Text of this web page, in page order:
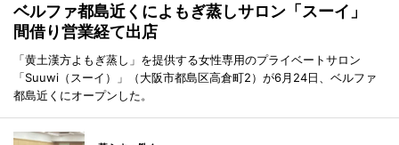
ベルファ都島近くによもぎ蒸しサロン「スーイ」
間借り営業経て出店
「黄土漢方よもぎ蒸し」を提供する女性専用のプライベートサロン
「Suuwi（スーイ）」（大阪市都島区高倉町2）が6月24日、ベルファ
都島近くにオープンした。